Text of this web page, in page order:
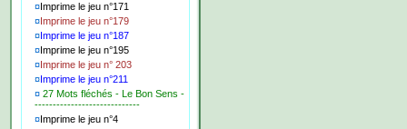
¤Imprime le jeu n°171
¤Imprime le jeu n°179
¤Imprime le jeu n°187
¤Imprime le jeu n°195
¤Imprime le jeu n° 203
¤Imprime le jeu n°211
¤ 27 Mots fléchés - Le Bon Sens -
-----------------------------
¤Imprime le jeu n°4